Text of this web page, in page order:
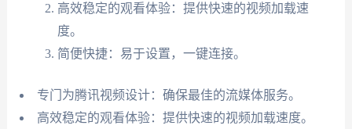
高效稳定的观看体验：提供快速的视频加载速
度。
简便快捷：易于设置，一键连接。
专门为腾讯视频设计：确保最佳的流媒体服务。
高效稳定的观看体验：提供快速的视频加载速度。